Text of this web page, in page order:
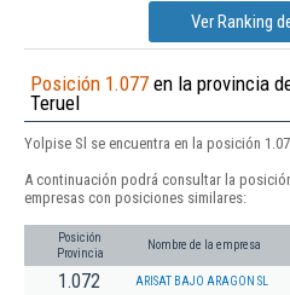
Ver Ranking
Posición 1.077 en la provincia
Teruel
Yolpise Sl se encuentra en la posición
A continuación podrá consultar la
empresas con posiciones similares:
Posición
Provincia
Nombre de la empresa
1.072 ARISAT BAJO ARAGON SL